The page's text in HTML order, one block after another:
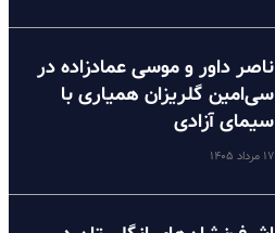
ناصر داور و موسی عمادزاده در
سی‌امین گلریزان همیاری با
سیمای آزادی
۱۷ مرداد ۱۴۰۵